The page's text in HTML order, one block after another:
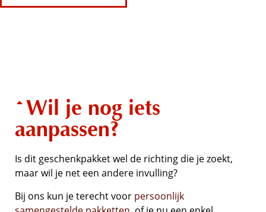
Wil je nog iets
aanpassen?
Is dit geschenkpakket wel de richting die je zoekt,
maar wil je net een andere invulling?
Bij ons kun je terecht voor persoonlijk